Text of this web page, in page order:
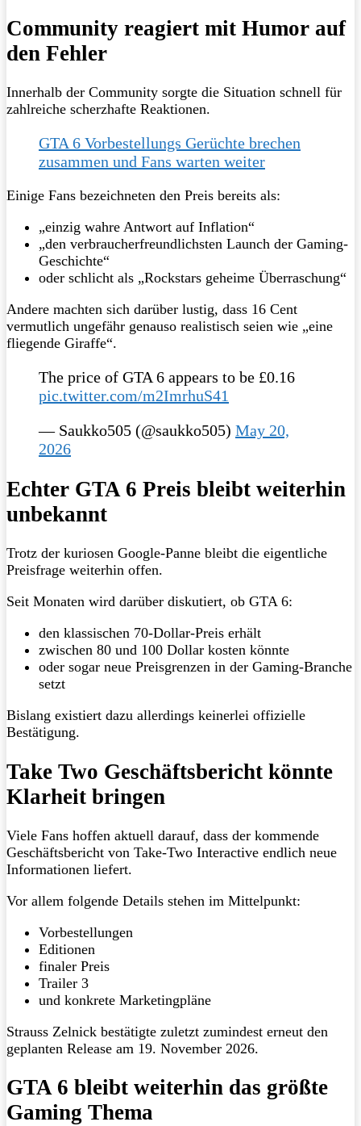
Community reagiert mit Humor auf
den Fehler
Innerhalb der Community sorgte die Situation schnell für
zahlreiche scherzhafte Reaktionen.
GTA 6 Vorbestellungs Gerüchte brechen
zusammen und Fans warten weiter
Einige Fans bezeichneten den Preis bereits als:
„einzig wahre Antwort auf Inflation“
„den verbraucherfreundlichsten Launch der Gaming-
Geschichte“
oder schlicht als „Rockstars geheime Überraschung“
Andere machten sich darüber lustig, dass 16 Cent
vermutlich ungefähr genauso realistisch seien wie „eine
fliegende Giraffe“.
The price of GTA 6 appears to be £0.16
pic.twitter.com/m2ImrhuS41
— Saukko505 (@saukko505) May 20,
2026
Echter GTA 6 Preis bleibt weiterhin
unbekannt
Trotz der kuriosen Google-Panne bleibt die eigentliche
Preisfrage weiterhin offen.
Seit Monaten wird darüber diskutiert, ob GTA 6:
den klassischen 70-Dollar-Preis erhält
zwischen 80 und 100 Dollar kosten könnte
oder sogar neue Preisgrenzen in der Gaming-Branche
setzt
Bislang existiert dazu allerdings keinerlei offizielle
Bestätigung.
Take Two Geschäftsbericht könnte
Klarheit bringen
Viele Fans hoffen aktuell darauf, dass der kommende
Geschäftsbericht von Take-Two Interactive endlich neue
Informationen liefert.
Vor allem folgende Details stehen im Mittelpunkt:
Vorbestellungen
Editionen
finaler Preis
Trailer 3
und konkrete Marketingpläne
Strauss Zelnick bestätigte zuletzt zumindest erneut den
geplanten Release am 19. November 2026.
GTA 6 bleibt weiterhin das größte
Gaming Thema